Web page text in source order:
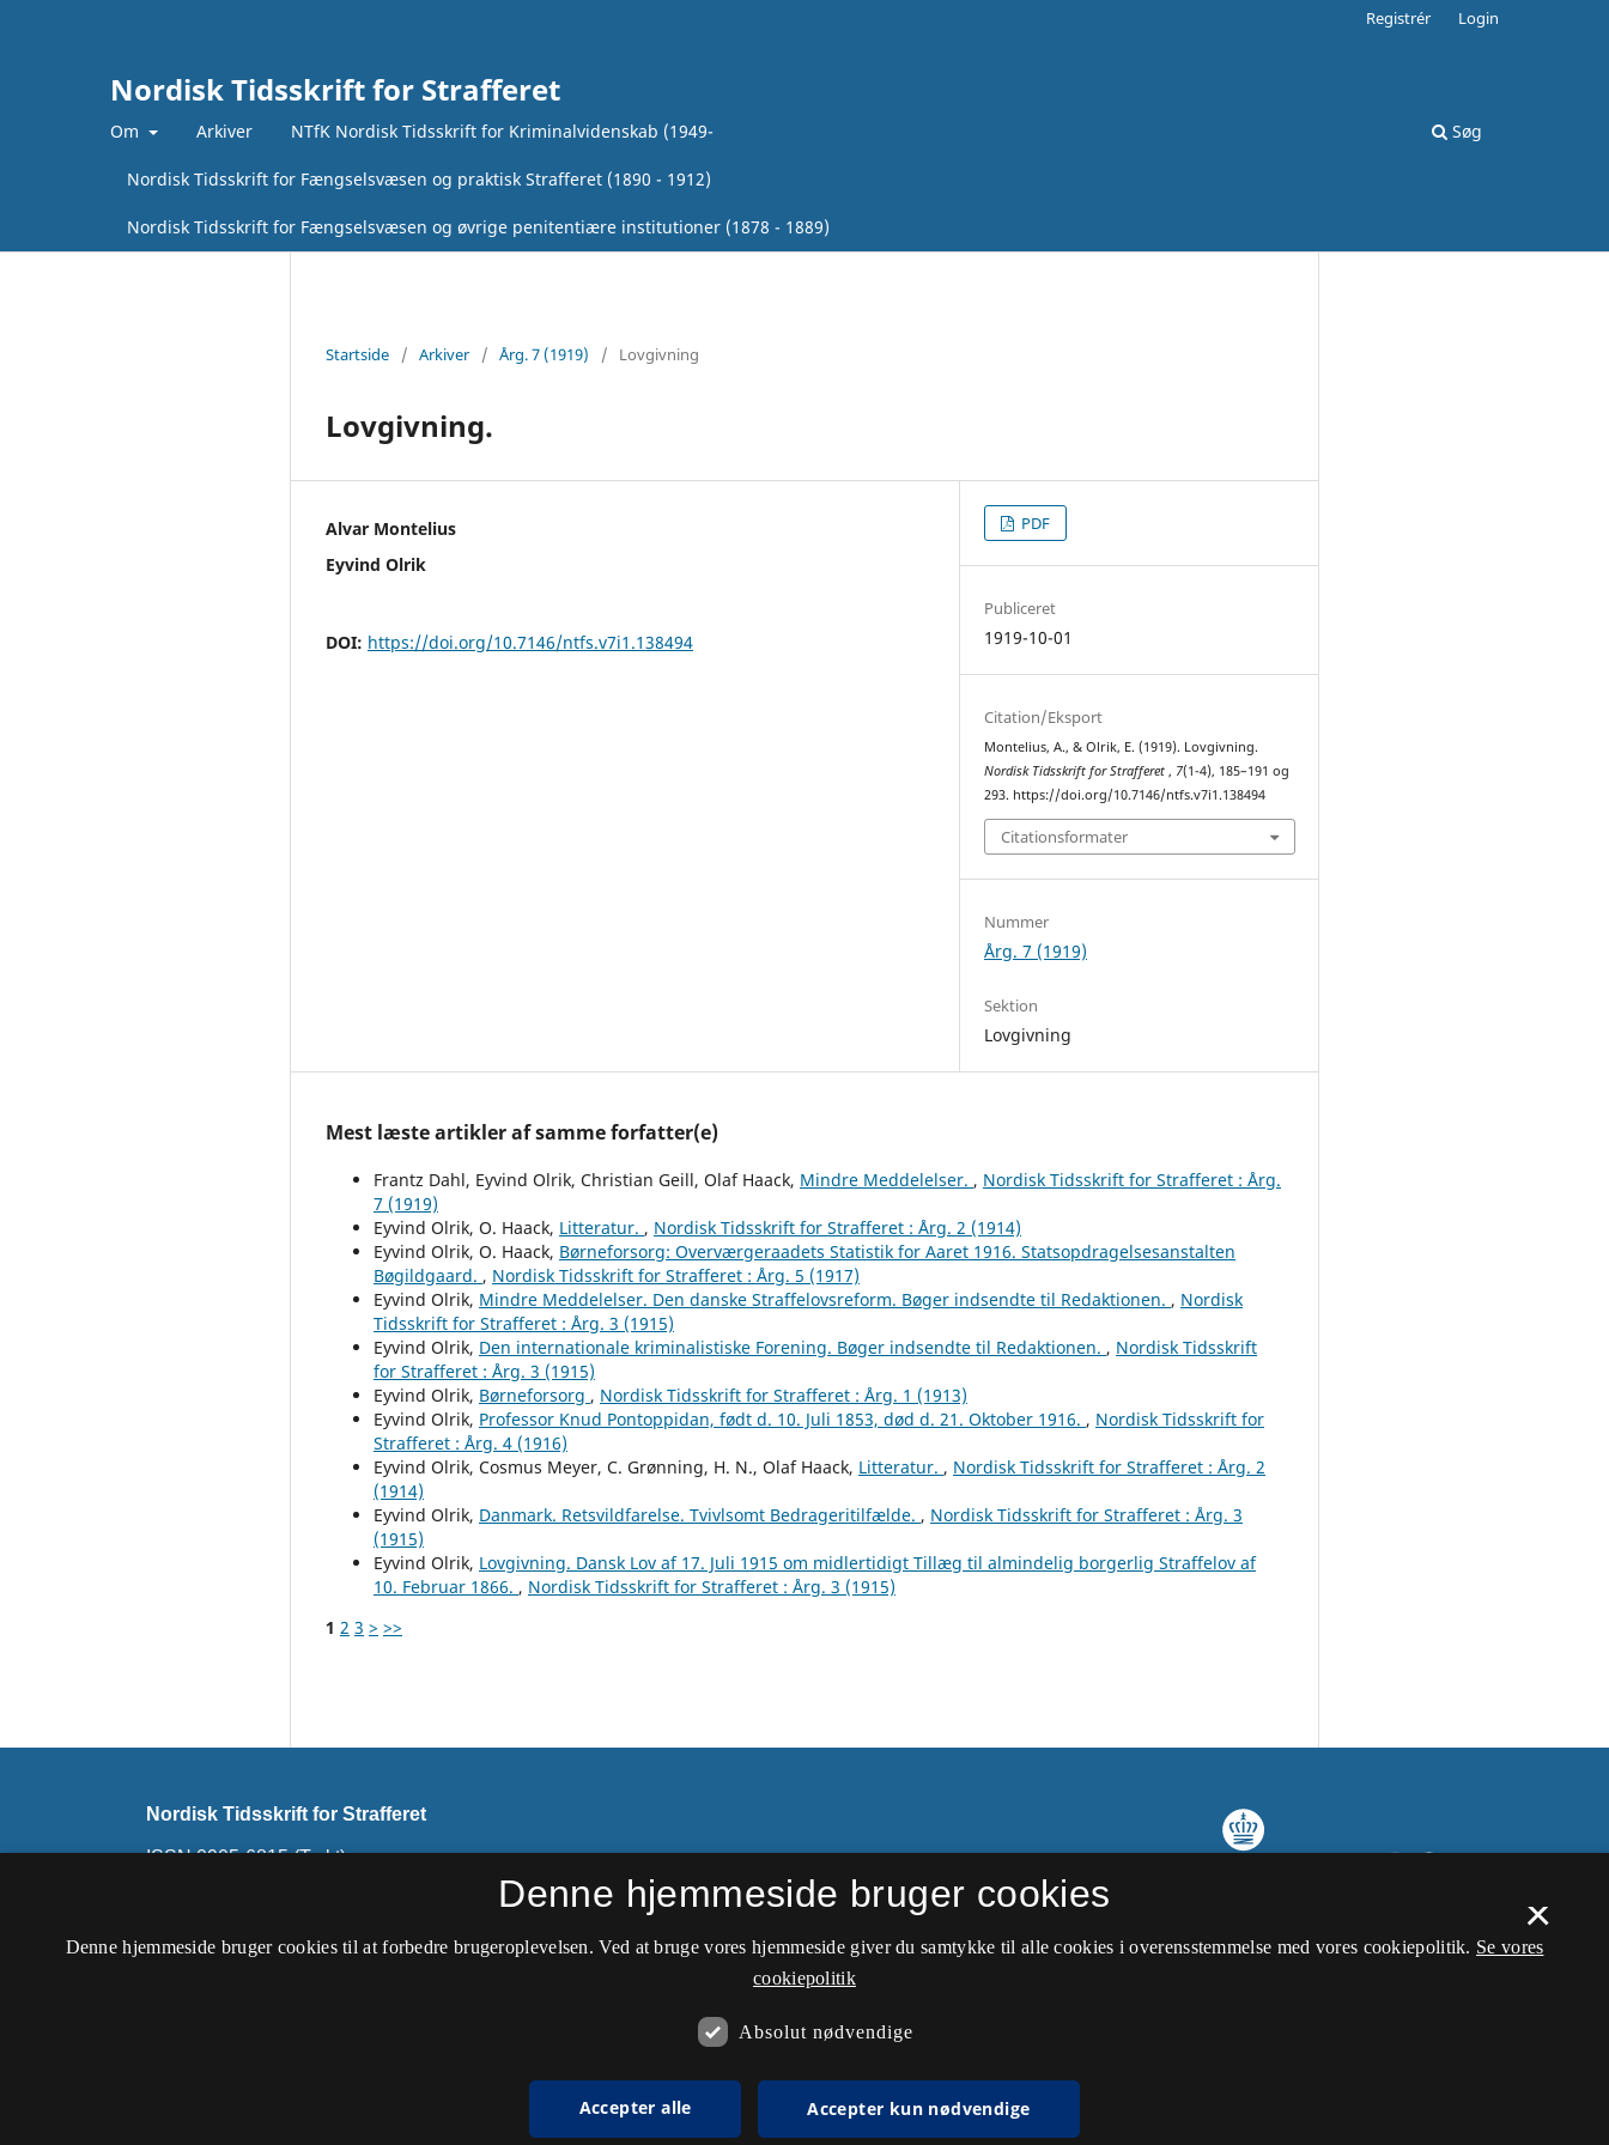
Nordisk Tidsskrift for Strafferet
Om Arkiver NTfK Nordisk Tidsskrift for Kriminalvidenskab (1949-
Nordisk Tidsskrift for Fængselsvæsen og praktisk Strafferet (1890 - 1912)
Nordisk Tidsskrift for Fængselsvæsen og øvrige penitentiære institutioner (1878 - 1889)
Søg
Registrér Login
Startside / Arkiver / Årg. 7 (1919) / Lovgivning
Lovgivning.
Alvar Montelius
Eyvind Olrik
DOI: https://doi.org/10.7146/ntfs.v7i1.138494
PDF
Publiceret
1919-10-01
Citation/Eksport
Montelius, A., & Olrik, E. (1919). Lovgivning.
Nordisk Tidsskrift for Strafferet, 7(1-4), 185–191 og
293. https://doi.org/10.7146/ntfs.v7i1.138494
Citationsformater
Nummer
Årg. 7 (1919)
Sektion
Lovgivning
Mest læste artikler af samme forfatter(e)
Frantz Dahl, Eyvind Olrik, Christian Geill, Olaf Haack, Mindre Meddelelser. , Nordisk Tidsskrift for Strafferet : Årg.
7 (1919)
Eyvind Olrik, O. Haack, Litteratur. , Nordisk Tidsskrift for Strafferet : Årg. 2 (1914)
Eyvind Olrik, O. Haack, Børneforsorg: Overværgeraadets Statistik for Aaret 1916. Statsopdragelsesanstalten
Bøgildgaard. , Nordisk Tidsskrift for Strafferet : Årg. 5 (1917)
Eyvind Olrik, Mindre Meddelelser. Den danske Straffelovsreform. Bøger indsendte til Redaktionen. , Nordisk
Tidsskrift for Strafferet : Årg. 3 (1915)
Eyvind Olrik, Den internationale kriminalistiske Forening. Bøger indsendte til Redaktionen. , Nordisk Tidsskrift
for Strafferet : Årg. 3 (1915)
Eyvind Olrik, Børneforsorg , Nordisk Tidsskrift for Strafferet : Årg. 1 (1913)
Eyvind Olrik, Professor Knud Pontoppidan, født d. 10. Juli 1853, død d. 21. Oktober 1916. , Nordisk Tidsskrift for
Strafferet : Årg. 4 (1916)
Eyvind Olrik, Cosmus Meyer, C. Grønning, H. N., Olaf Haack, Litteratur. , Nordisk Tidsskrift for Strafferet : Årg. 2
(1914)
Eyvind Olrik, Danmark. Retsvildfarelse. Tvivlsomt Bedrageritilfælde. , Nordisk Tidsskrift for Strafferet : Årg. 3
(1915)
Eyvind Olrik, Lovgivning. Dansk Lov af 17. Juli 1915 om midlertidigt Tillæg til almindelig borgerlig Straffelov af
10. Februar 1866. , Nordisk Tidsskrift for Strafferet : Årg. 3 (1915)
1 2 3 > >>
Nordisk Tidsskrift for Strafferet
ISSN 0905-6815 (Trykt)
Nordisk Tidsskrift for Kriminalvidenskab.
×
Denne hjemmeside bruger cookies
Denne hjemmeside bruger cookies til at forbedre brugeroplevelsen. Ved at bruge vores hjemmeside giver du samtykke til alle cookies i overensstemmelse med vores cookiepolitik. Se vores
cookiepolitik
Absolut nødvendige
Accepter alle Accepter kun nødvendige